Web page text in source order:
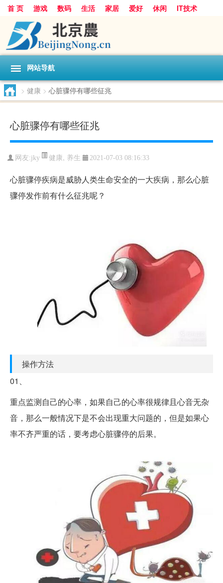
首 页 游戏 数码 生活 家居 爱好 休闲
IT技术
互联网
手机 购物
网站导航
> 健康 > 心脏骤停有哪些征兆
心脏骤停有哪些征兆
网友:jky 健康, 养生 2021-07-03 08:16:33
心脏骤停疾病是威胁人类生命安全的一大疾病，那么心脏
骤停发作前有什么征兆呢？
操作方法
01、
重点监测自己的心率，如果自己的心率很规律且心音无杂
音，那么一般情况下是不会出现重大问题的，但是如果心
率不齐严重的话，要考虑心脏骤停的后果。